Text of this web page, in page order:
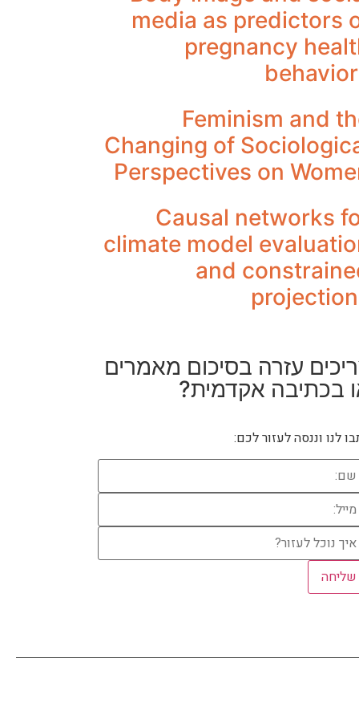
media as predictors
pregnancy
Feminism and
Changing of
Perspectives on
Causal networks
climate model
and
עזרה בסיכום מאמרים
בכתיבה אקדמית?
לנו וננסה לעזור לכם: